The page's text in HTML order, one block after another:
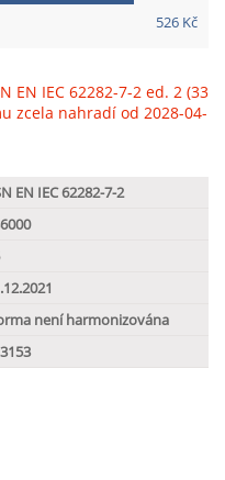
526 Kč
EN IEC 62282-7-2 ed. 2 (33
zcela nahradí od 2028-04-
EN IEC 62282-7-2
není harmonizována